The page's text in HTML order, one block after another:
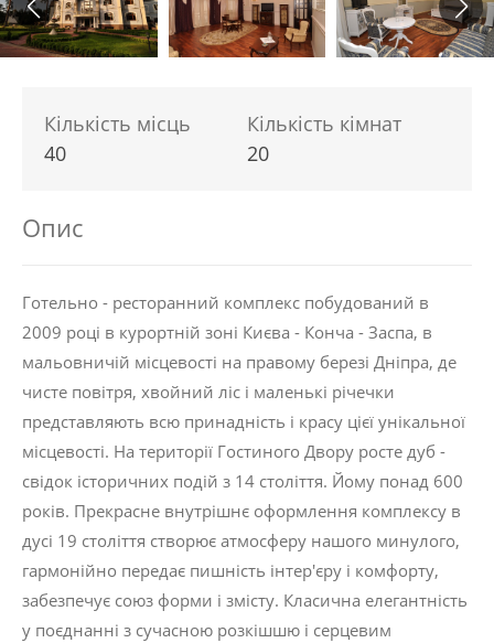
Кількість місць
40
Кількість кімнат
20
Опис
Готельно - ресторанний комплекс побудований в
2009 році в курортній зоні Києва - Конча - Заспа, в
мальовничій місцевості на правому березі Дніпра, де
чисте повітря, хвойний ліс і маленькі річечки
представляють всю принадність і красу цієї унікальної
місцевості. На території Гостиного Двору росте дуб -
свідок історичних подій з 14 століття. Йому понад 600
років. Прекрасне внутрішнє оформлення комплексу в
дусі 19 століття створює атмосферу нашого минулого,
гармонійно передає пишність інтер'єру і комфорту,
забезпечує союз форми і змісту. Класична елегантність
у поєднанні з сучасною розкішшю і серцевим